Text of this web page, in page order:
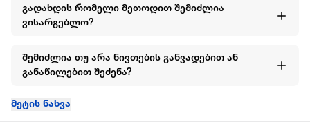
გადახდის რომელი მეთოდით შემიძლია
ვისარგებლო?
შემიძლია თუ არა ნივთების განვადებით ან
განაწილებით შეძენა?
მეტის ნახვა